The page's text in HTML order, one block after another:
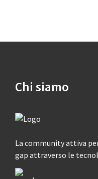
Chi siamo
La community attiva
gap attraverso le